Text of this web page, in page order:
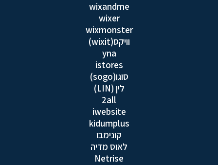
wixandme
wixer
wixmonster
וויקס(wixit)
yna
istores
סוגו(sogo)
לין (LIN)
2all
iwebsite
kidumplus
קונימבו
לאוס מדיה
Netrise